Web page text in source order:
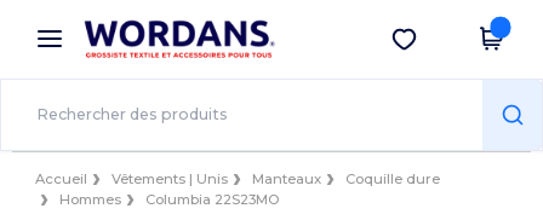
× Appli Wordans
Meilleurs prix sur l’app !
Obtenir l'appli
Accueil Vêtements | Unis Manteaux
Coquille dure
Hommes
Columbia 22S23MO